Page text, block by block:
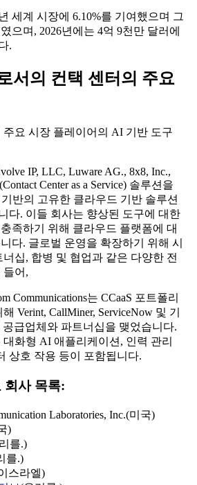
세계 시장에 6.10%를 기여했으며 그
으며, 2026년에는 4억 9천만 달러에
.
서의 컨택 센터의 주요
요 시장 플레이어의 AI 기반 도구
IP, LLC, Luware AG., 8x8, Inc.,
Center as a Service) 솔루션을
반의 고유한 클라우드 기반 솔루션
다. 이들 회사는 향상된 도구에 대한
족하기 위해 클라우드 플랫폼에 대
다. 글로벌 운영을 확장하기 위해 시
십, 합병 및 협업과 같은 다양한 전
들어,
Communications는 CCaaS 포트폴리
Verint, CallMiner, ServiceNow 및 기
급업체와 파트너십을 맺었습니다.
화형 AI 애플리케이션, 인력 관리
상호 작용 등이 포함됩니다.
회사 목록:
Laboratories, Inc.(미국)
)
를.)
를.)
스라엘)